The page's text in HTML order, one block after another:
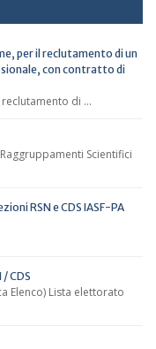
per il reclutamento di un
con contratto di
di …
Scientifici
RSN e CDS IASF-PA
CDS
Elenco) Lista elettorato